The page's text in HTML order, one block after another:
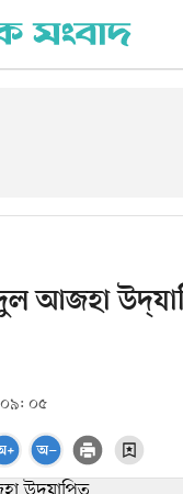
আজহা
০৫